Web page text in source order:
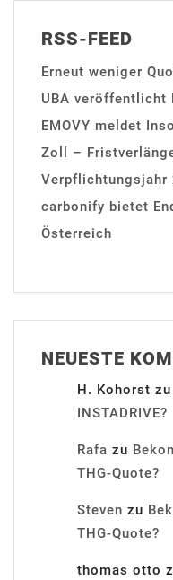
RSS-FEED
Erneut weniger
UBA veröffentlicht
EMOVY meldet
Zoll –
Verpflichtungsjahr
carbonify bietet
Österreich
NEUESTE
H. Kohorst zu
INSTADRIVE?
Rafa zu
THG-Quote?
Steven zu
THG-Quote?
thomas otto